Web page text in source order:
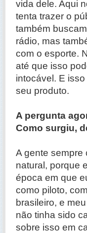
vida dele. Aqui
tenta trazer o
também
rádio, mas
com o esporte.
até que isso
intocável. E
seu produto.
A pergunta
Como surgiu,
A gente sempre
natural, porque
época em que
como piloto,
brasileiro, e
não tinha sido
sobre isso em